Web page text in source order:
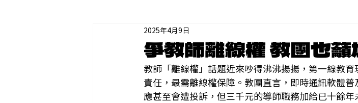
代轉消息 新聞稿
爭教師離線權 教團也
2025年4月9日
教師「離線權」話題近來吵得沸沸揚揚，第一線教
責任，最需離線權保障。教團直言，即時通訊軟體
應甚至會遭投訴，但三千元的導師職務加給已十餘